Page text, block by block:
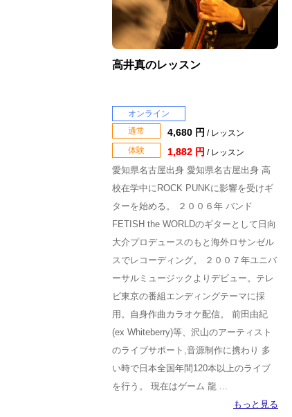
高井真のレッスン
オンライン
通常
4,680 円 / レッスン
体験
1,882 円 / レッスン
愛知県名古屋出身 愛知県名古屋出身 高
校在学中にROCK PUNKに影響を受けギ
ターを始める。 ２００６年 バンド
FETISH the WORLDのギターとして日向
大介プロデュースのもと海外ロサンゼル
スでレコーディング。 ２００７年ユニバ
ーサルミュージックよりデビュー。テレ
ビ東京の番組エンディングテーマに採
用。自身作曲カラオケ配信。 前田由紀
(ex Whiteberry)等、沢山のアーティスト
のライブサポート,音源制作に携わり 多
い時で日本全国年間120本以上のライブ
を行う。 現在はゲーム 龍 ...
もっと見る